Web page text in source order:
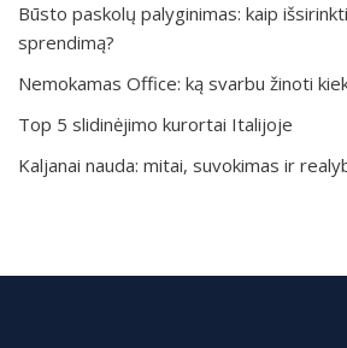
Būsto paskolų palyginimas: kaip
sprendimą?
Nemokamas Office: ką svarbu žinoti
Top 5 slidinėjimo kurortai Italijoje
Kaljanai nauda: mitai, suvokimas ir